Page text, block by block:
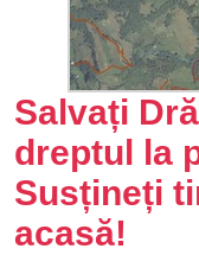
cat si generatiile
mai racoros,
existent si sa
Arad!
Salvați
dreptul la
Susțineți
acasă!